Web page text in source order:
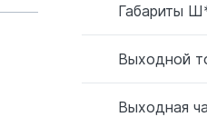
Габариты
Выходной
Выходная